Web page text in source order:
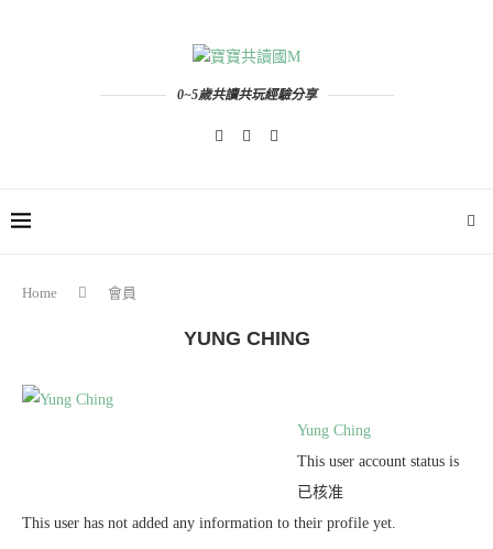
0~5歲共讀共玩經驗分享
Home 會員
YUNG CHING
Yung Ching
This user account status is
已核准
This user has not added any information to their profile yet.